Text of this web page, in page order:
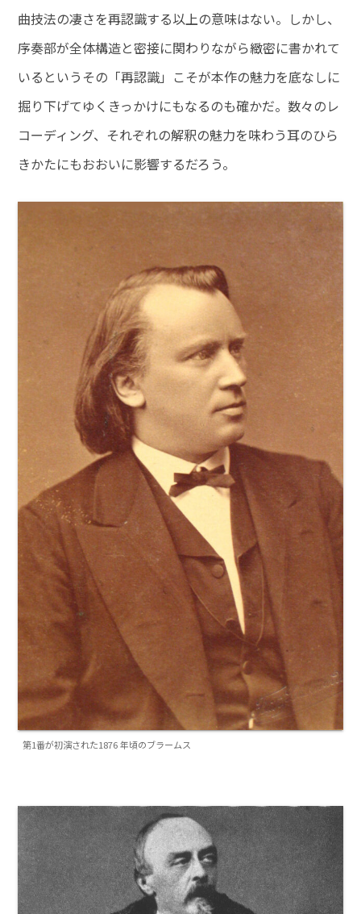
曲技法の凄さを再認識する以上の意味はない。しかし、
序奏部が全体構造と密接に関わりながら緻密に書かれて
いるというその「再認識」こそが本作の魅力を底なしに
掘り下げてゆくきっかけにもなるのも確かだ。数々のレ
コーディング、それぞれの解釈の魅力を味わう耳のひら
きかたにもおおいに影響するだろう。
第1番が初演された1876 年頃のブラームス